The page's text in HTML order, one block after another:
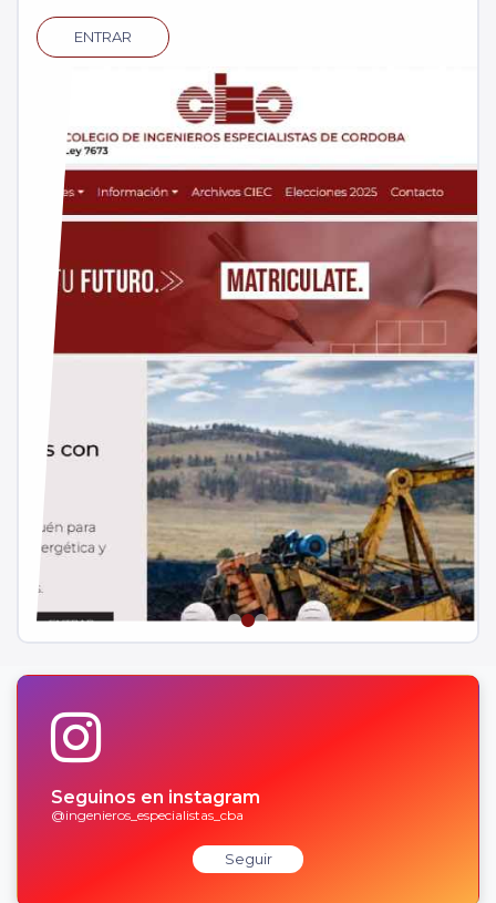
ENTRAR
Seguinos en instagram
@ingenieros_especialistas_cba
Seguir